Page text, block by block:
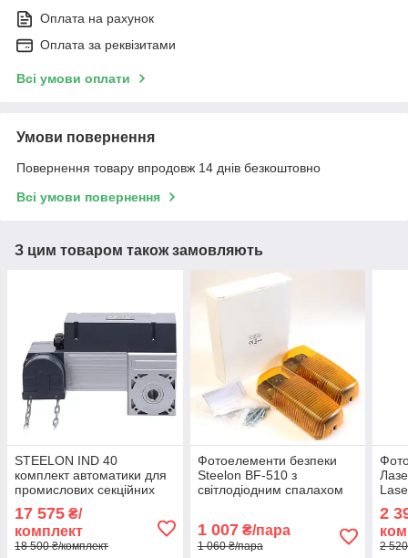
Оплата на рахунок
Оплата за реквізитами
Всі умови оплати
Умови повернення
Повернення товару впродовж 14 днів безкоштовно
Всі умови повернення
З цим товаром також замовляють
STEELON IND 40
комплект автоматики для
промислових секційних
воріт
17 575 ₴/
комплект
18 500 ₴/комплект
Фотоелементи безпеки
Steelon BF-510 з
світлодіодним спалахом
1 007₴/пара
1 060 ₴/пара
2
2